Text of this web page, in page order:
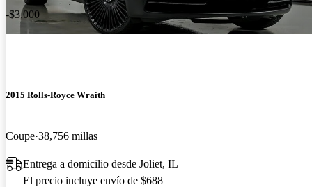
-$3,000
2015 Rolls-Royce Wraith
Coupe 38,756 millas
Entrega a domicilio desde Joliet, IL
El precio incluye envío de $688